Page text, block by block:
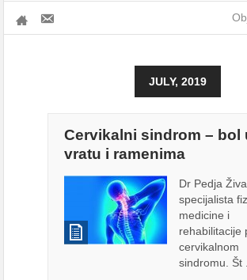
JULY, 2019
Cervikalni sindrom – bol
vratu i ramenima
Dr Pedja
specijalista
medicine i
rehabilitacije
cervikalnom
sindromu. Št